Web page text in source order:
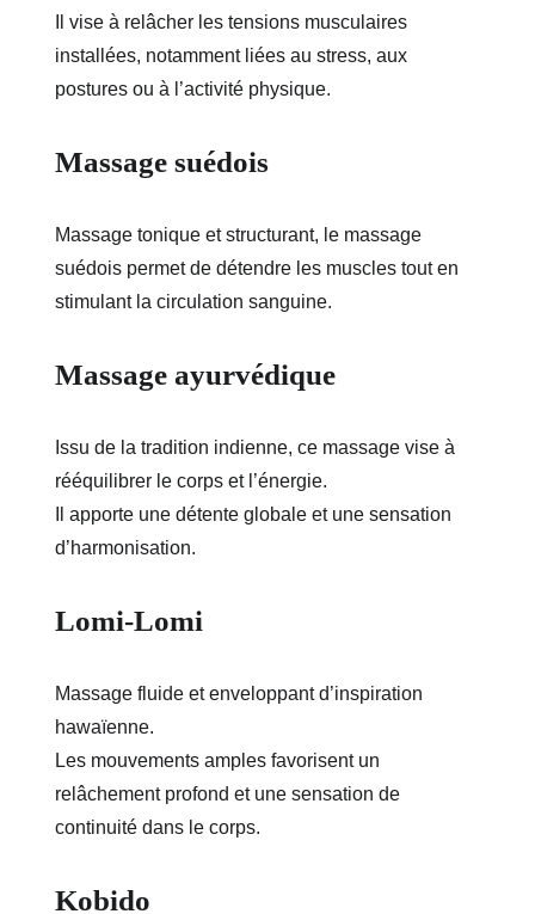
Il vise à relâcher les tensions musculaires
installées, notamment liées au stress, aux
postures ou à l’activité physique.
Massage suédois
Massage tonique et structurant, le massage
suédois permet de détendre les muscles tout en
stimulant la circulation sanguine.
Massage ayurvédique
Issu de la tradition indienne, ce massage vise à
rééquilibrer le corps et l’énergie.
Il apporte une détente globale et une sensation
d’harmonisation.
Lomi-Lomi
Massage fluide et enveloppant d’inspiration
hawaïenne.
Les mouvements amples favorisent un
relâchement profond et une sensation de
continuité dans le corps.
Kobido